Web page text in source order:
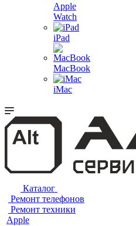
Apple
Watch
iPad
MacBook
iMac
Каталог
Ремонт телефонов
Ремонт техники
Apple